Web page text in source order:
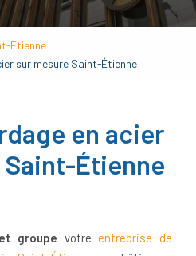
Étienne
sur mesure Saint-Étienne
en acier
Étienne
groupe votre entreprise de